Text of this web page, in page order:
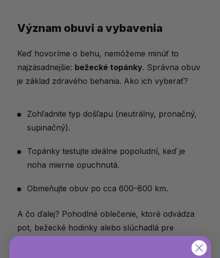
Význam obuvi a vybavenia
Keď hovoríme o behu, nemôžeme minúť to
najzásadnejšie: bežecké topánky. Správna obuv
je základ zdravého behania. Ako ich vyberať?
Zohľadnite typ došľapu (neutrálny, pronačný,
supinačný).
Topánky testujte ideálne popoludní, keď je
noha mierne opuchnutá.
Obmeňujte obuv po cca 600–800 km.
A čo ďalej? Pohodlné oblečenie, ktoré odvádza
pot, bežecké hodinky alebo slúchadlá pre